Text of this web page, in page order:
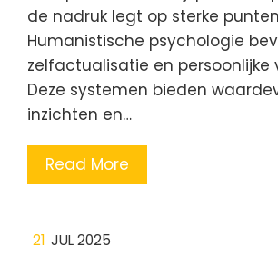
de nadruk legt op sterke
Humanistische psychologie
zelfactualisatie en persoonlijke
Deze systemen bieden
inzichten en…
Read More
21 JUL 2025